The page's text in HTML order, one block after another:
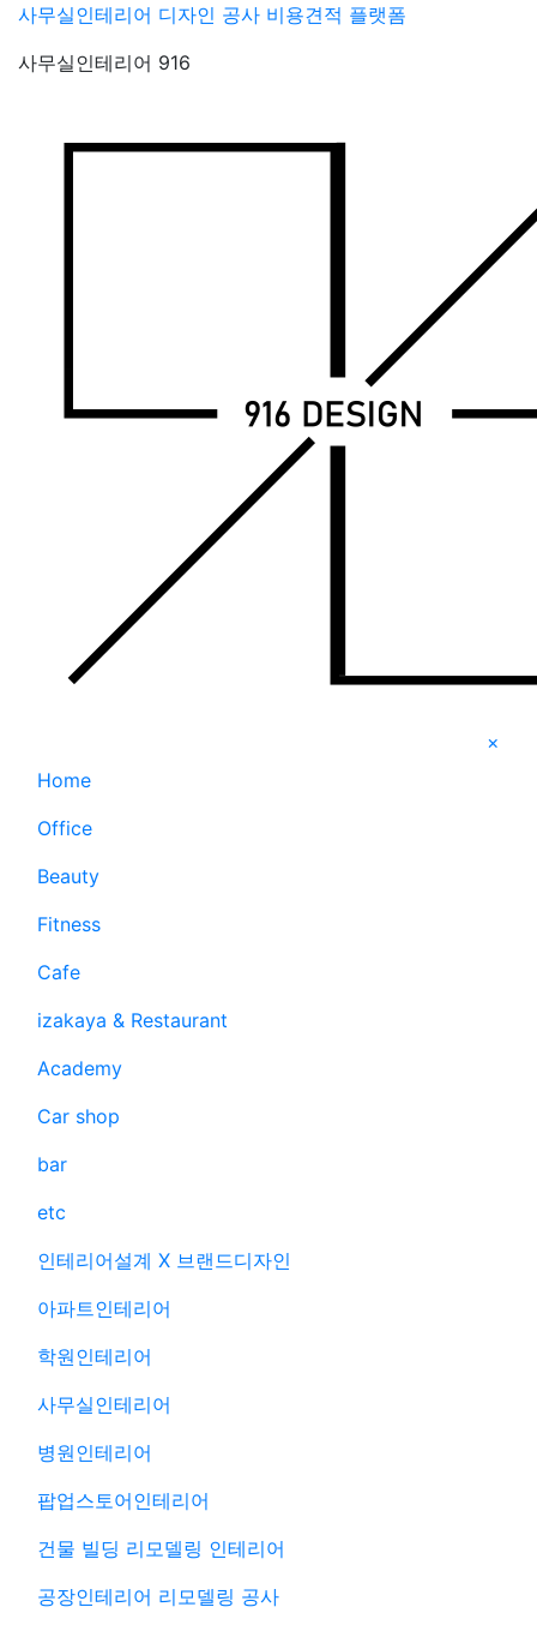
Skip
content
사무실인테리어 디자인 공사 비용견적 플랫폼
사무실인테리어 916
×
Home
Office
Beauty
Fitness
Cafe
izakaya & Restaurant
Academy
Car shop
bar
etc
인테리어설계 X 브랜드디자인
아파트인테리어
학원인테리어
사무실인테리어
병원인테리어
팝업스토어인테리어
건물 빌딩 리모델링 인테리어
공장인테리어 리모델링 공사